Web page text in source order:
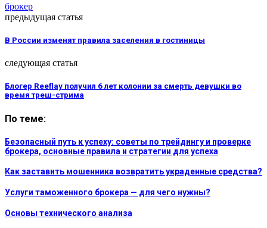
брокер
предыдущая статья
В России изменят правила заселения в гостиницы
следующая статья
Блогер Reeflay получил 6 лет колонии за смерть девушки во
время треш-стрима
По теме:
Безопасный путь к успеху: советы по трейдингу и проверке
брокера, основные правила и стратегии для успеха
Как заставить мошенника возвратить украденные средства?
Услуги таможенного брокера — для чего нужны?
Основы технического анализа